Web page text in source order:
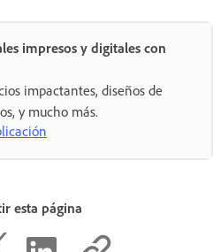
impresos y digitales con
impactantes, diseños de
y mucho más.
esta página